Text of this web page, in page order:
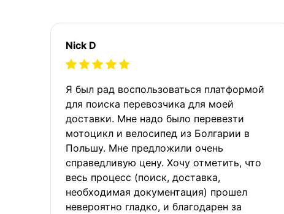
Nick D
Я был рад воспользоваться платформой
для поиска перевозчика для моей
доставки. Мне надо было перевезти
мотоцикл и велосипед из Болгарии в
Польшу. Мне предложили очень
справедливую цену. Хочу отметить, что
весь процесс (поиск, доставка,
необходимая документация) прошел
невероятно гладко, и благодарен за